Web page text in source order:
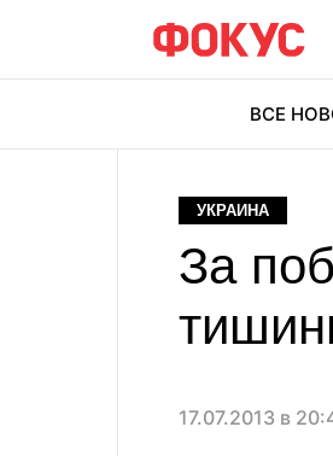
ВСЕ
УКРАИНА
За
17.07.2013 в